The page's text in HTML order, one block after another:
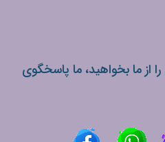
از ما بخواهید، ما پاسخگوی